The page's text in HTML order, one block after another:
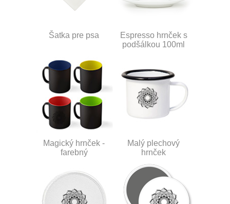
Šatka pre psa
Espresso hrnček s
podšálkou 100ml
Magický hrnček -
farebný
Malý plechový
hrnček